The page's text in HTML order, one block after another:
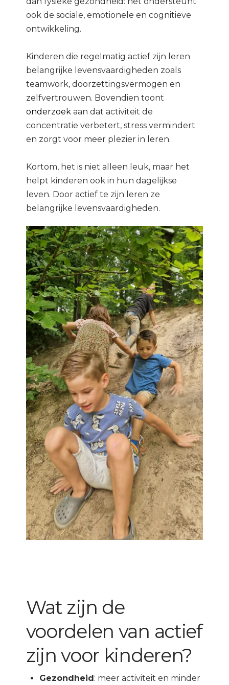
ook de sociale, emotionele en cognitieve
ontwikkeling.
Kinderen die regelmatig actief zijn leren
belangrijke levensvaardigheden zoals
teamwork, doorzettingsvermogen en
zelfvertrouwen. Bovendien toont
onderzoek aan dat activiteit de
concentratie verbetert, stress vermindert
en zorgt voor meer plezier in leren.
Kortom, het is niet alleen leuk, maar het
helpt kinderen ook in hun dagelijkse
leven. Door actief te zijn leren ze
belangrijke levensvaardigheden.
Wat zijn de
voordelen van actief
zijn voor kinderen?
Gezondheid : meer activiteit en minder